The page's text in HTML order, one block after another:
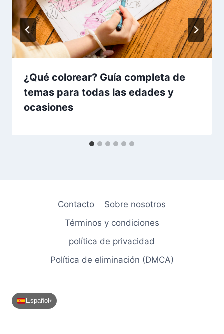
¿Qué colorear? Guía completa de
temas para todas las edades y
ocasiones
Contacto
Sobre nosotros
Términos y condiciones
política de privacidad
Política de eliminación (DMCA)
Español▾